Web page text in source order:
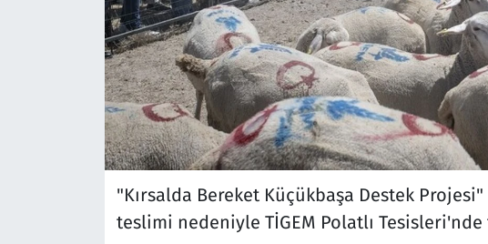
"Kırsalda Bereket Küçükbaşa Destek
teslimi nedeniyle TİGEM Polatlı